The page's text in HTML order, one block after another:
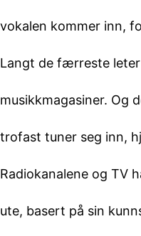
vokalen kommer inn,
Langt de færreste
musikkmagasiner. Og
trofast tuner seg inn,
Radiokanalene og TV
ute, basert på sin